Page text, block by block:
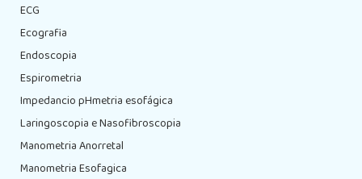
ECG
Ecografia
Endoscopia
Espirometria
Impedancio pHmetria esofágica
Laringoscopia e Nasofibroscopia
Manometria Anorretal
Manometria Esofagica